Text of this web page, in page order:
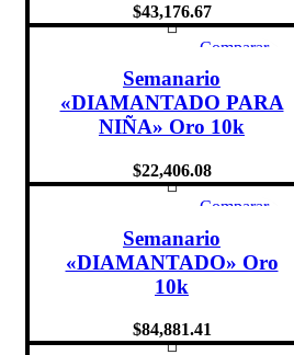
$43,176.67
Comparar
Quick view
Add to wishlist
Semanario
«DIAMANTADO PARA
NIÑA» Oro 10k
$22,406.08
Comparar
Quick view
Add to wishlist
Semanario
«DIAMANTADO» Oro
10k
$84,881.41